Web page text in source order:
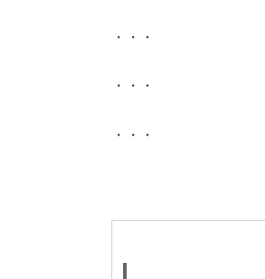
・・・
・・・
・・・